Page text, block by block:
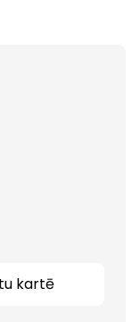
kartē